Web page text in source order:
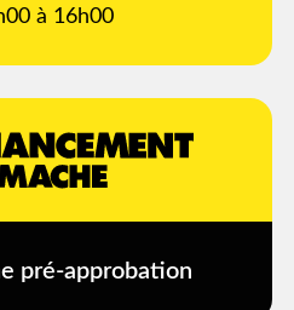
à 16h00
pré-approbation